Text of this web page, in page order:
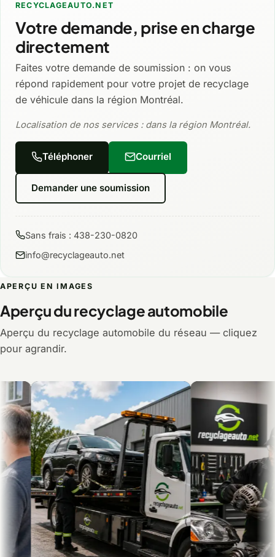
RECYCLAGEAUTO.NET
Votre demande, prise en charge
directement
Faites votre demande de soumission : on vous
répond rapidement pour votre projet de recyclage
de véhicule dans la région Montréal.
Localisation de nos services : dans la région Montréal.
Téléphoner Courriel
Demander une soumission
Sans frais : 438-230-0820
info@recyclageauto.net
APERÇU EN IMAGES
Aperçu du recyclage automobile
Aperçu du recyclage automobile du réseau — cliquez
pour agrandir.